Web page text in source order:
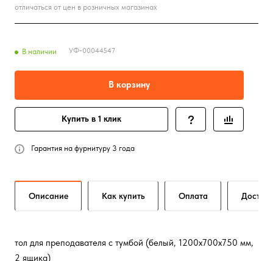
отличаться от цен в розничных магазинах
В наличии УФ-00044547
В корзину
Купить в 1 клик
Гарантия на фурнитуру 3 года
Описание Как купить Оплата
тол для преподавателя с тумбой (белый, 1200х700х750 мм,
2 ящика)